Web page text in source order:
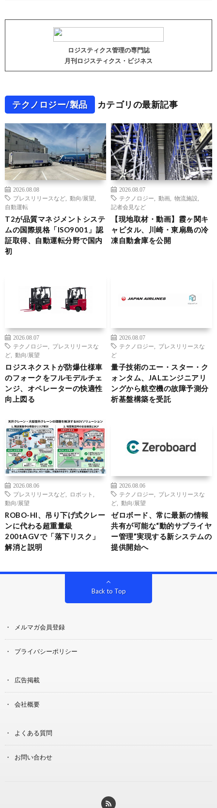
ロジスティクス管理の専門誌
月刊ロジスティクス・ビジネス
テクノロジー/製品 カテゴリの最新記事
2026.08.08
プレスリリースなど
動向/展望
自動運転
T2が品質マネジメントシステ
ムの国際規格「ISO9001」認
証取得、自動運転分野で国内
初
2026.08.07
テクノロジー
動画 物流施設
記者会見など
【現地取材・動画】霞ヶ関キ
ャピタル、川崎・東扇島の冷
凍自動倉庫を公開
2026.08.07
テクノロジー
プレスリリースな
ど
動向/展望
ロジスネクストが防爆仕様車
のフォークをフルモデルチェ
ンジ、オペレーターの快適性
向上図る
2026.08.07
テクノロジー
プレスリリースな
ど
量子技術のエー・スター・ク
ォンタム、JALエンジニアリ
ングから航空機の故障予測分
析基盤構築を受託
2026.08.06
プレスリリースなど
ロボット
動向/展望
ROBO-HI、吊り下げ式クレー
ンに代わる超重量級
200tAGVで「落下リスク」
解消と説明
2026.08.06
テクノロジー
プレスリリースな
ど
動向/展望
ゼロボード、常に最新の情報
共有が可能な“動的サプライヤ
ー管理”実現する新システムの
提供開始へ
Back to Top
メルマガ会員登録
プライバシーポリシー
広告掲載
会社概要
よくある質問
お問い合わせ